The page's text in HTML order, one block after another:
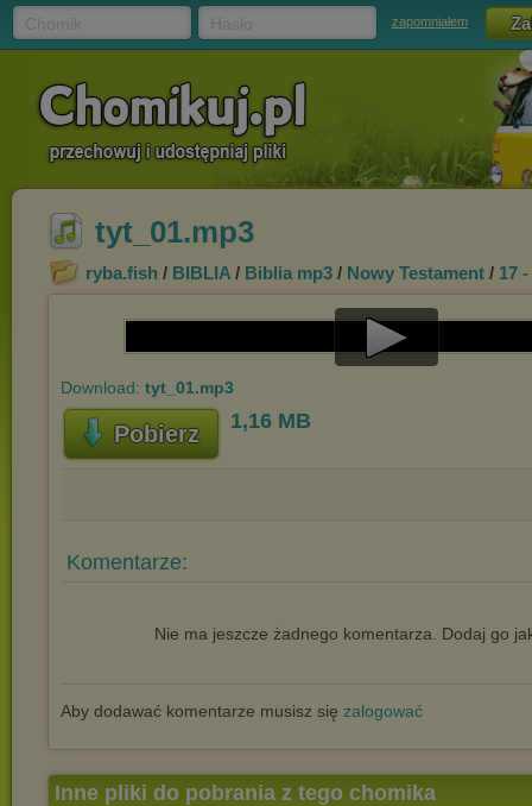
zapomniałem
tyt_01.mp3
ryba.fish / BIBLIA / Biblia mp3 / Nowy Testament / 17
Play
Download: tyt_01.mp3
Pobierz 1,16 MB
Komentarze:
Nie ma jeszcze żadnego komentarza. Dodaj go
Aby dodawać komentarze musisz się zalogować
Inne pliki do pobrania z tego chomika